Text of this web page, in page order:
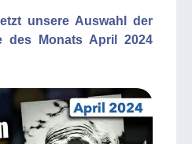
unsere Auswahl der
des Monats April 2024